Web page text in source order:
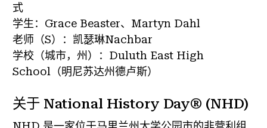
式
学生：Grace Beaster、Martyn Dahl
老师（S）：凯瑟琳Nachbar
学校（城市，州）：Duluth East High
School（明尼苏达州德卢斯）
关于 National History Day® (NHD)